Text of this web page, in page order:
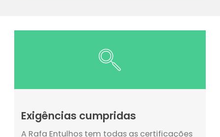
Exigências cumpridas
A Rafa Entulhos tem todas as certificações